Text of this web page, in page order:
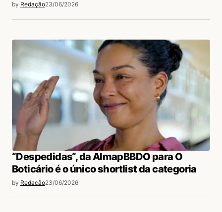
by Redação23/06/2026
“Despedidas“, da AlmapBBDO para O
Boticário é o único shortlist da categoria
by Redação23/06/2026